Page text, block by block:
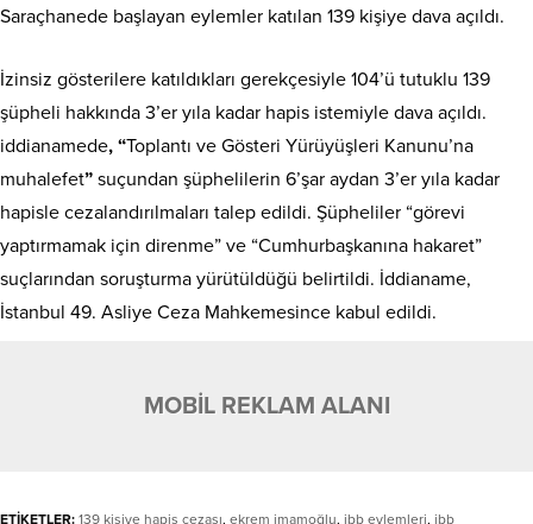
Saraçhanede başlayan eylemler katılan 139 kişiye dava açıldı.
İzinsiz gösterilere katıldıkları gerekçesiyle 104’ü tutuklu 139
şüpheli hakkında 3’er yıla kadar hapis istemiyle dava açıldı.
iddianamede, “Toplantı ve Gösteri Yürüyüşleri Kanunu’na
muhalefet” suçundan şüphelilerin 6’şar aydan 3’er yıla kadar
hapisle cezalandırılmaları talep edildi. Şüpheliler “görevi
yaptırmamak için direnme” ve “Cumhurbaşkanına hakaret”
suçlarından soruşturma yürütüldüğü belirtildi. İddianame,
İstanbul 49. Asliye Ceza Mahkemesince kabul edildi.
MOBİL REKLAM ALANI
ETİKETLER: 139 kişiye hapis cezası, ekrem imamoğlu, ibb eylemleri, ibb